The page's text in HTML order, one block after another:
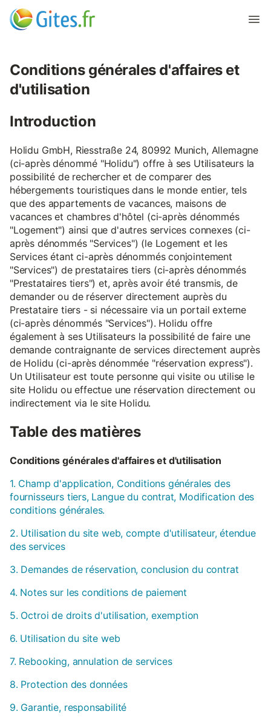
Conditions générales d'affaires et
d'utilisation
Introduction
Holidu GmbH, Riesstraße 24, 80992 Munich, Allemagne
(ci-après dénommé "Holidu") offre à ses Utilisateurs la
possibilité de rechercher et de comparer des
hébergements touristiques dans le monde entier, tels
que des appartements de vacances, maisons de
vacances et chambres d'hôtel (ci-après dénommés
"Logement") ainsi que d'autres services connexes (ci-
après dénommés "Services") (le Logement et les
Services étant ci-après dénommés conjointement
"Services") de prestataires tiers (ci-après dénommés
"Prestataires tiers") et, après avoir été transmis, de
demander ou de réserver directement auprès du
Prestataire tiers - si nécessaire via un portail externe
(ci-après dénommés "Services"). Holidu offre
également à ses Utilisateurs la possibilité de faire une
demande contraignante de services directement auprès
de Holidu (ci-après dénommée "réservation express").
Un Utilisateur est toute personne qui visite ou utilise le
site Holidu ou effectue une réservation directement ou
indirectement via le site Holidu.
Table des matières
Conditions générales d'affaires et d'utilisation
1. Champ d'application, Conditions générales des
fournisseurs tiers, Langue du contrat, Modification des
conditions générales.
2. Utilisation du site web, compte d'utilisateur, étendue
des services
3. Demandes de réservation, conclusion du contrat
4. Notes sur les conditions de paiement
5. Octroi de droits d'utilisation, exemption
6. Utilisation du site web
7. Rebooking, annulation de services
8. Protection des données
9. Garantie, responsabilité